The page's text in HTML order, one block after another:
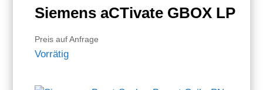
Siemens aCTivate GBOX LP
Preis auf Anfrage
Vorrätig